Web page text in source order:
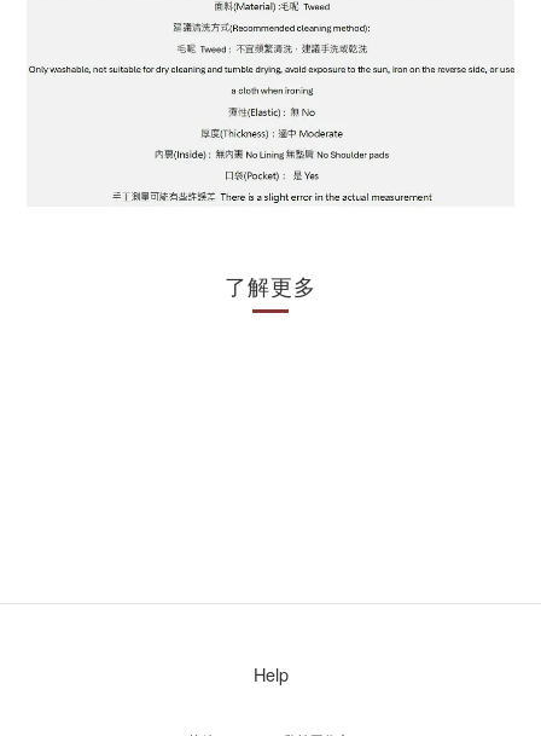
了解更多
Help